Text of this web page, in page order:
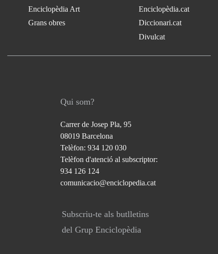
Enciclopèdia Art
Grans obres
Enciclopèdia.cat
Diccionari.cat
Divulcat
Qui som?
Carrer de Josep Pla, 95
08019 Barcelona
Telèfon: 934 120 030
Telèfon d'atenció al subscriptor:
934 126 124
comunicacio@enciclopedia.cat
Subscriu-te als butlletins
del Grup Enciclopèdia